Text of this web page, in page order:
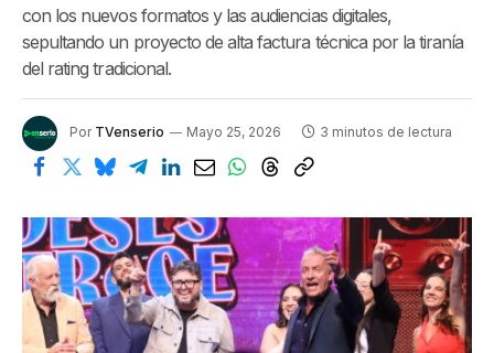
con los nuevos formatos y las audiencias digitales,
sepultando un proyecto de alta factura técnica por la tiranía
del rating tradicional.
Por TVenserio Mayo 25, 2026 3 minutos de lectura